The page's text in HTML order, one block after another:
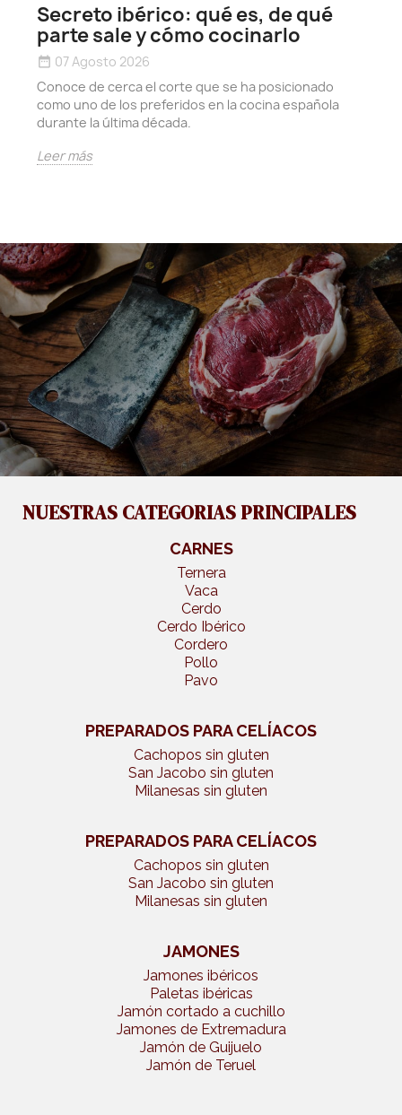
Secreto ibérico: qué es, de qué
parte sale y cómo cocinarlo
date_range 07 Agosto 2026
Conoce de cerca el corte que se ha posicionado
como uno de los preferidos en la cocina española
durante la última década.
Leer más
NUESTRAS CATEGORIAS PRINCIPALES
CARNES
Ternera
Vaca
Cerdo
Cerdo Ibérico
Cordero
Pollo
Pavo
PREPARADOS PARA CELÍACOS
Cachopos sin gluten
San Jacobo sin gluten
Milanesas sin gluten
PREPARADOS PARA CELÍACOS
Cachopos sin gluten
San Jacobo sin gluten
Milanesas sin gluten
JAMONES
Jamones ibéricos
Paletas ibéricas
Jamón cortado a cuchillo
Jamones de Extremadura
Jamón de Guijuelo
Jamón de Teruel